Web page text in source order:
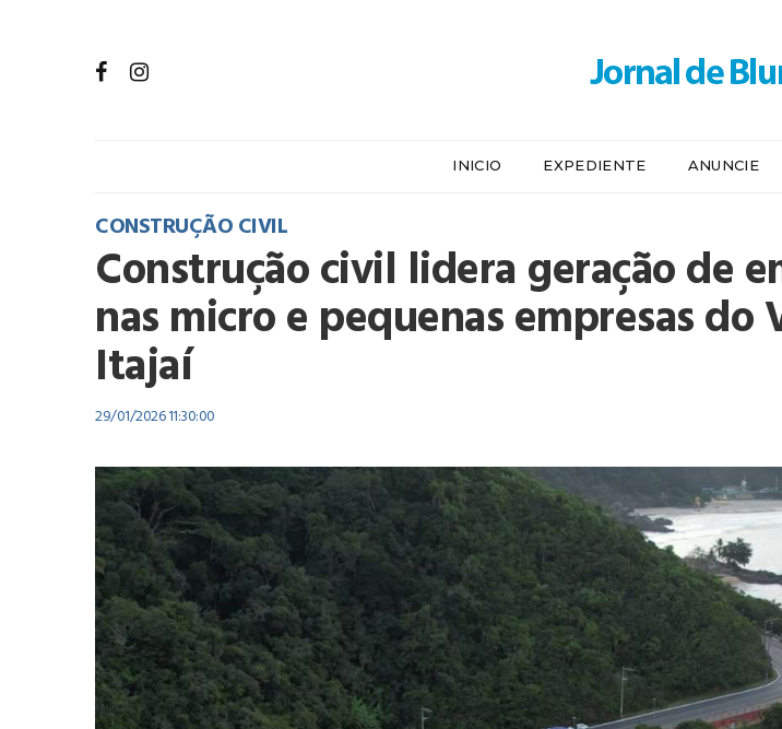
INICIO EXPEDIENTE ANUNCIE
CONSTRUÇÃO CIVIL
Construção civil lidera geração de
nas micro e pequenas empresas do
Itajaí
29/01/2026 11:30:00